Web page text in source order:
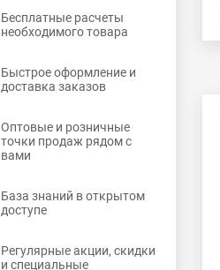
Бесплатные расчеты
необходимого товара
Быстрое оформление и
доставка заказов
Оптовые и розничные
точки продаж рядом с
вами
База знаний в открытом
доступе
Регулярные акции, скидки
и специальные